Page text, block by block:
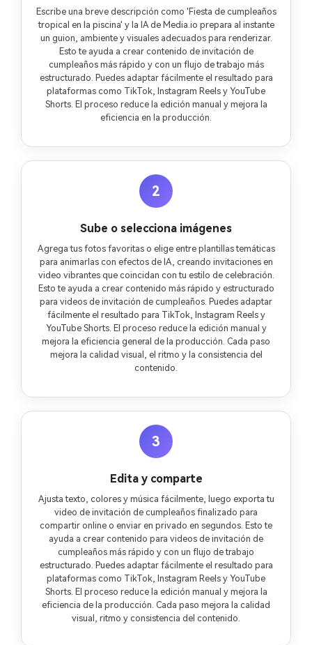
Escribe una breve descripción como 'Fiesta de cumpleaños
tropical en la piscina' y la IA de Media.io prepara al instante
un guion, ambiente y visuales adecuados para renderizar.
Esto te ayuda a crear contenido de invitación de
cumpleaños más rápido y con un flujo de trabajo más
estructurado. Puedes adaptar fácilmente el resultado para
plataformas como TikTok, Instagram Reels y YouTube
Shorts. El proceso reduce la edición manual y mejora la
eficiencia en la producción.
2
Sube o selecciona imágenes
Agrega tus fotos favoritas o elige entre plantillas temáticas
para animarlas con efectos de IA, creando invitaciones en
video vibrantes que coincidan con tu estilo de celebración.
Esto te ayuda a crear contenido más rápido y estructurado
para videos de invitación de cumpleaños. Puedes adaptar
fácilmente el resultado para TikTok, Instagram Reels y
YouTube Shorts. El proceso reduce la edición manual y
mejora la eficiencia general de la producción. Cada paso
mejora la calidad visual, el ritmo y la consistencia del
contenido.
3
Edita y comparte
Ajusta texto, colores y música fácilmente, luego exporta tu
video de invitación de cumpleaños finalizado para
compartir online o enviar en privado en segundos. Esto te
ayuda a crear contenido para videos de invitación de
cumpleaños más rápido y con un flujo de trabajo
estructurado. Puedes adaptar fácilmente el resultado para
plataformas como TikTok, Instagram Reels y YouTube
Shorts. El proceso reduce la edición manual y mejora la
eficiencia de la producción. Cada paso mejora la calidad
visual, ritmo y consistencia del contenido.